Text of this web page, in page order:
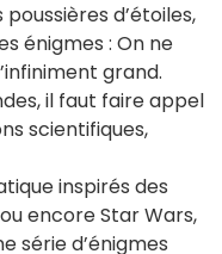
d’étoiles,
énigmes : On ne
grand.
il faut faire appel
scientifiques,
inspirés des
encore Star Wars,
série d’énigmes